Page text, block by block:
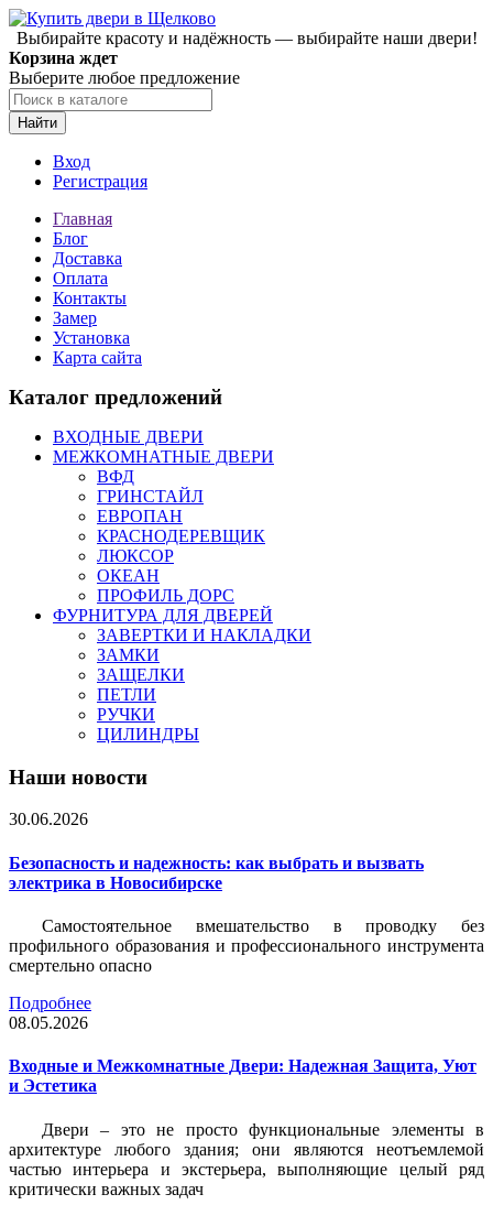
Выбирайте красоту и надёжность — выбирайте наши двери!
Корзина ждет
Выберите любое предложение
Найти
Вход
Регистрация
Главная
Блог
Доставка
Оплата
Контакты
Замер
Установка
Карта сайта
Каталог предложений
ВХОДНЫЕ ДВЕРИ
МЕЖКОМНАТНЫЕ ДВЕРИ
ВФД
ГРИНСТАЙЛ
ЕВРОПАН
КРАСНОДЕРЕВЩИК
ЛЮКСОР
ОКЕАН
ПРОФИЛЬ ДОРС
ФУРНИТУРА ДЛЯ ДВЕРЕЙ
ЗАВЕРТКИ И НАКЛАДКИ
ЗАМКИ
ЗАЩЕЛКИ
ПЕТЛИ
РУЧКИ
ЦИЛИНДРЫ
Наши новости
30.06.2026
Безопасность и надежность: как выбрать и вызвать
электрика в Новосибирске
Самостоятельное вмешательство в проводку без
профильного образования и профессионального инструмента
смертельно опасно
Подробнее
08.05.2026
Входные и Межкомнатные Двери: Надежная Защита, Уют
и Эстетика
Двери – это не просто функциональные элементы в
архитектуре любого здания; они являются неотъемлемой
частью интерьера и экстерьера, выполняющие целый ряд
критически важных задач